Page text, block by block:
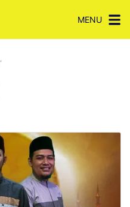
MENU